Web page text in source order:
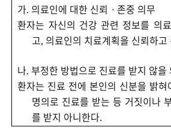
가. 의료인에 대한 신뢰 ㆍ존중 의무
환자는 자신의 건강 관련 정보를 의
고, 의료인의 치료계획을 신뢰하
나. 부정한 방법으로 진료를 받지 않을
환자는 진료 전에 본인의 신분을 밝혀
명의로 진료를 받는 등 거짓이나
를 받지 아니한다.